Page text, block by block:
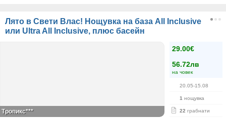
Лято в Свети Влас! Нощувка на база All Inclusive
или Ultra All Inclusive, плюс басейн
29.00€
56.72лв
на човек
20.05-15.08
1 нощувка
22 грабнати
Тропикс***